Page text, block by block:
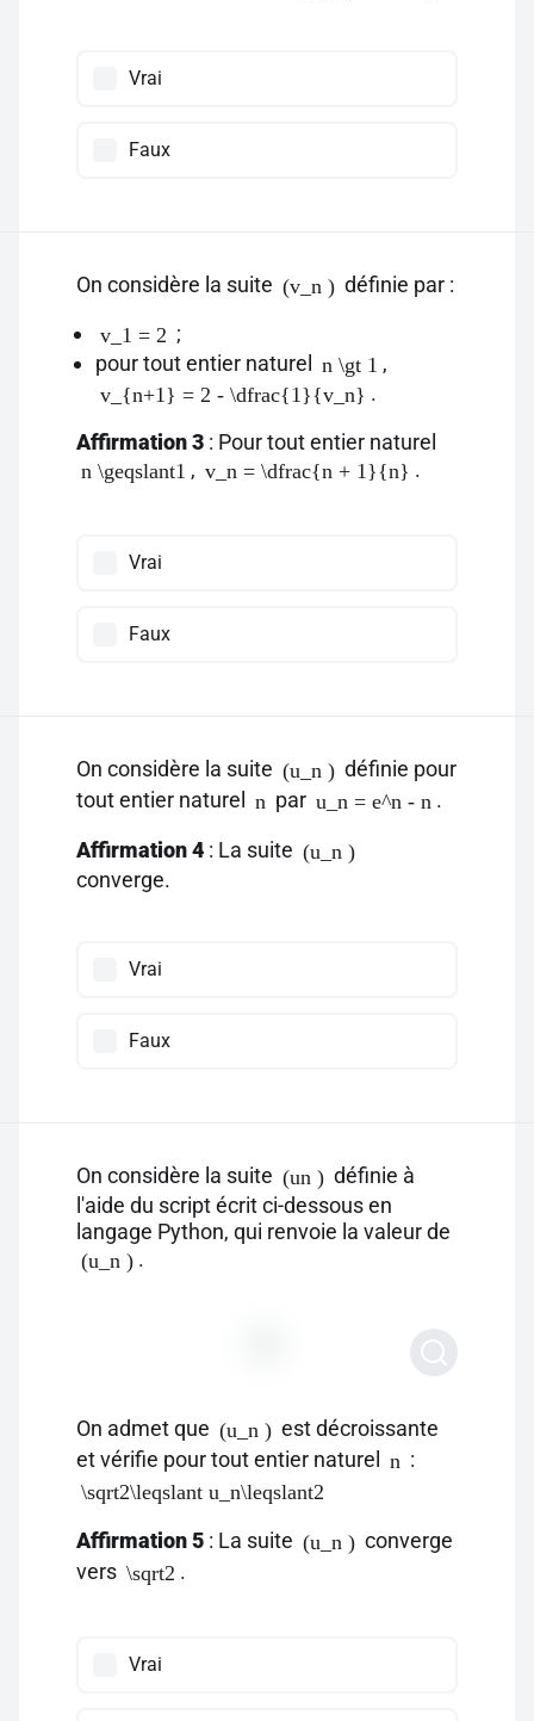
Vrai
Faux
On considère la suite (v_n ) définie par :
v_1 = 2 ;
pour tout entier naturel
n \gt 1 ,
v_{n+1} = 2 - \dfrac{1}{v_n} .
Affirmation 3 : Pour tout entier naturel
n \geqslant1 , v_n = \dfrac{n + 1}{n} .
Vrai
Faux
On considère la suite (u_n ) définie pour
tout entier naturel n par u_n = e^n - n .
Affirmation 4 : La suite (u_n )
converge.
Vrai
Faux
On considère la suite (un ) définie à
l'aide du script écrit ci-dessous en
langage Python, qui renvoie la valeur de
(u_n ) .
On admet que (u_n ) est décroissante
et vérifie pour tout entier naturel n :
\sqrt2\leqslant u_n\leqslant2
Affirmation 5 : La suite (u_n ) converge
vers \sqrt2 .
Vrai